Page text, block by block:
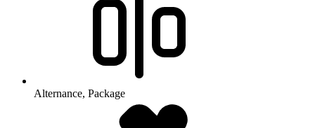
Alternance, Package